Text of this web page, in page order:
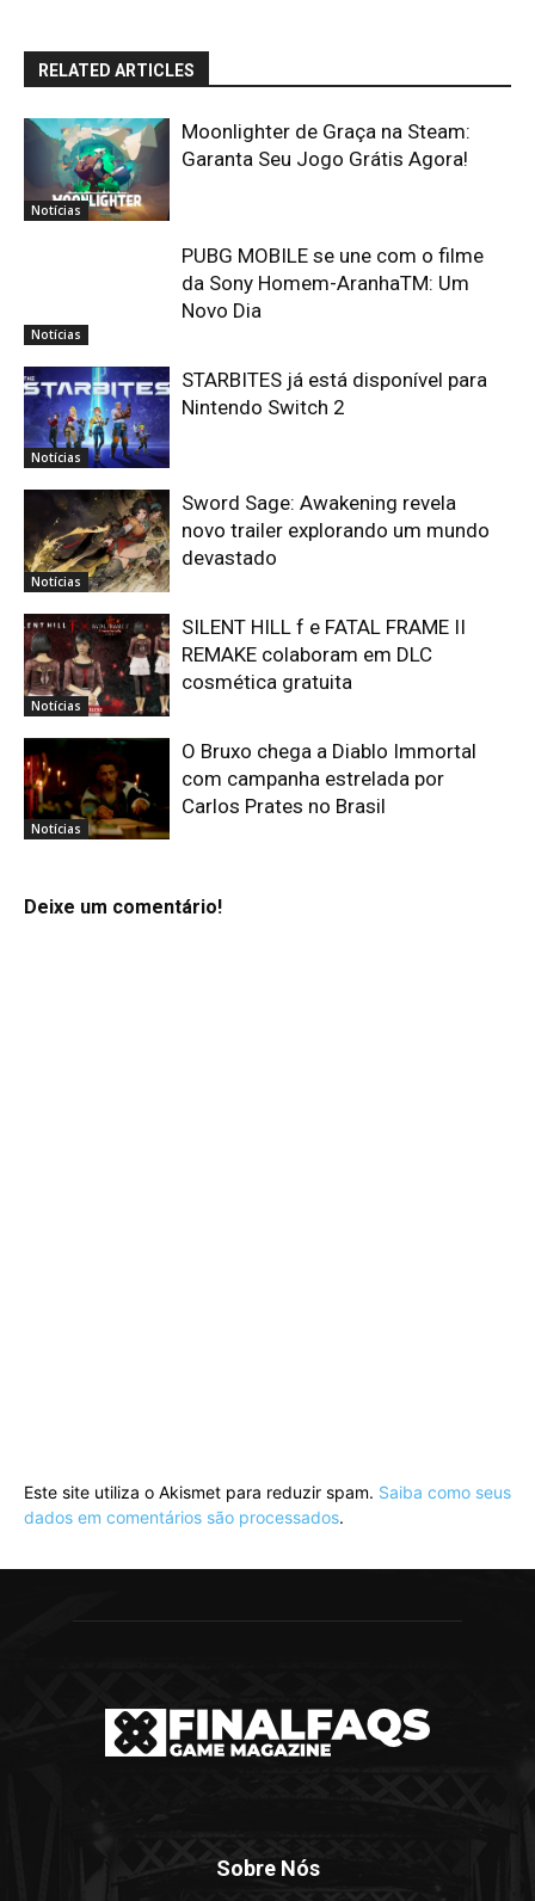
RELATED ARTICLES
Notícias
Moonlighter de Graça na Steam:
Garanta Seu Jogo Grátis Agora!
Notícias
PUBG MOBILE se une com o filme
da Sony Homem-AranhaTM: Um
Novo Dia
Notícias
STARBITES já está disponível para
Nintendo Switch 2
Notícias
Sword Sage: Awakening revela
novo trailer explorando um mundo
devastado
Notícias
SILENT HILL f e FATAL FRAME II
REMAKE colaboram em DLC
cosmética gratuita
Notícias
O Bruxo chega a Diablo Immortal
com campanha estrelada por
Carlos Prates no Brasil
Deixe um comentário!
Este site utiliza o Akismet para reduzir spam. Saiba como seus
dados em comentários são processados.
Sobre Nós